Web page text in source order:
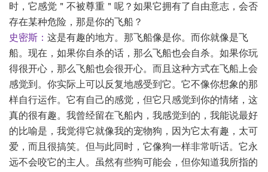
时，它感觉＂不被尊重＂呢？如果它拥有了自由意志，会否
存在某种危险，那是你的飞船？
史密斯： 这是有趣的地方。那飞船像是你。而你就像是飞
船。现在，如果你自杀的话，那么飞船也会自杀。如果你玩
得很开心，那么飞船也会很开心。而且这种方式在飞船上会
感觉到。你实际上可以反复地感受到它。它不像你想象的那
样自行运作。它有自己的感觉，但它只感觉到你的情绪，这
真的很有趣。我曾经留在飞船内，我感觉到的，我能说最好
的比喻是，我觉得它就像我的宠物狗，因为它太有趣，太可
爱，而且很搞笑。但与此同时，它像狗一样非常听话。它永
远不会咬它的主人。虽然有些狗可能会，但你知道我所指的